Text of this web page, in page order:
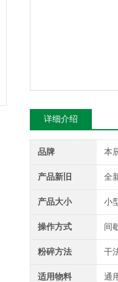
详细介绍
品牌 本
产品新旧 全
产品大小 小
操作方式 间
粉碎方法 干
适用物料 通